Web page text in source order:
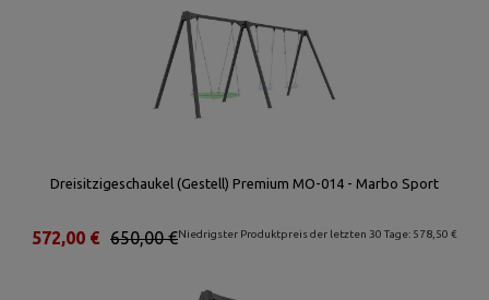
Dreisitzigeschaukel (Gestell) Premium MO-014 - Marbo Sport
Niedrigster Produktpreis der letzten 30 Tage: 578,50 €
650,00 €
572,00 €